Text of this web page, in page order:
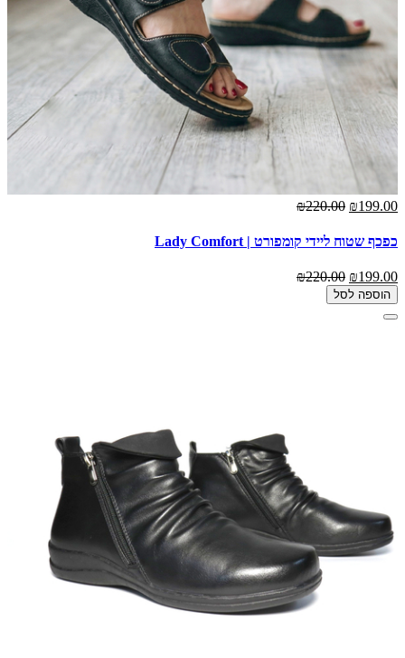
₪199.00
₪220.00
כפכף שטוח ליידי קומפורט | Lady Comfort
₪199.00
₪220.00
הוספה לסל